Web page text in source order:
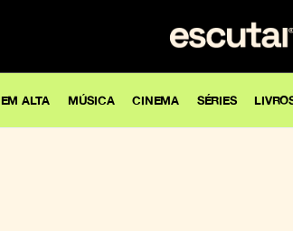
EM ALTA MÚSICA CINEMA SÉRIES